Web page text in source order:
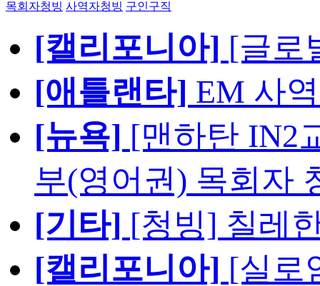
목회자청빙 사역자청빙 구인구직
[캘리포니아] [글로
[애틀랜타] EM 사
[뉴욕] [맨하탄 IN2
부(영어권) 목회자
[기타] [청빙] 칠레
[캘리포니아] [실로